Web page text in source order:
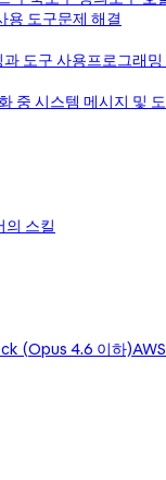
용 도구문제 해결
도구 사용프로그래
중 시스템 메시지 및
의 스킬
(Opus 4.6 이하)